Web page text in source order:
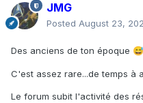
JMG
Posted August 23,
Des anciens de ton époque 😅
C'est assez rare...de temps à
Le forum subit l'activité des